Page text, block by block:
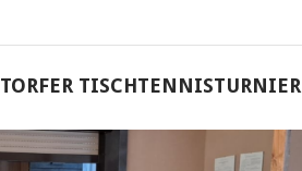
TISCHTENNISTURNIER